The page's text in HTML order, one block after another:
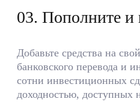
03. Пополните и
Добавьте средства на
банковского перевода и
сотни инвестиционных
доходностью, доступных